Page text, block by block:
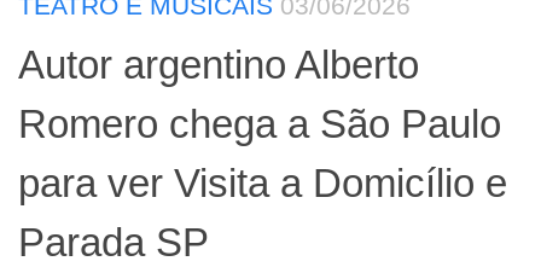
Autor argentino Alberto
Romero chega a São Paulo
para ver Visita a Domicílio e
Parada SP